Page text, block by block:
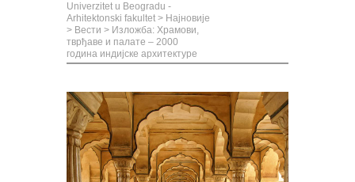
Univerzitet u Beogradu -
Arhitektonski fakultet > Најновије
> Вести > Изложба: Храмови,
тврђаве и палате – 2000
година индијске архитектуре